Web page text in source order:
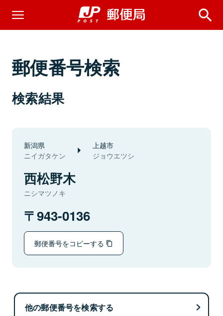
郵便番号検索
検索結果
新潟県
ニイガタケン
上越市
ジョウエツシ
西松野木
ニシマツノキ
943-0136
郵便番号をコピーする
他の郵便番号を検索する